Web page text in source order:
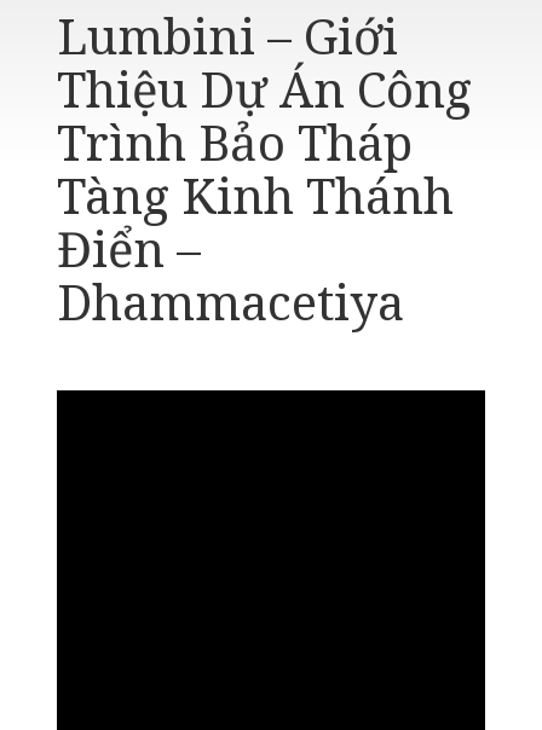
Lumbini – Giới
Thiệu Dự Án Công
Trình Bảo Tháp
Tàng Kinh Thánh
Điển –
Dhammacetiya